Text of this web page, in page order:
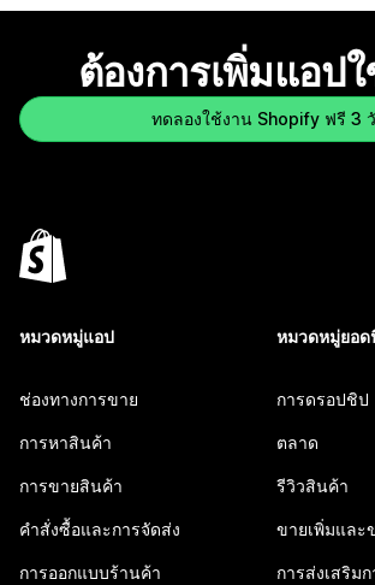
ต้องการเพิ่มแอป
ทดลองใช้งาน Shopify ฟรี 3
หมวดหมู่แอป
ช่องทางการขาย
การหาสินค้า
การขายสินค้า
คำสั่งซื้อและการจัดส่ง
การออกแบบร้านค้า
หมวดหมู่ยอด
การดรอปชิป
ตลาด
รีวิวสินค้า
ขายเพิ่มและ
การส่งเสริม